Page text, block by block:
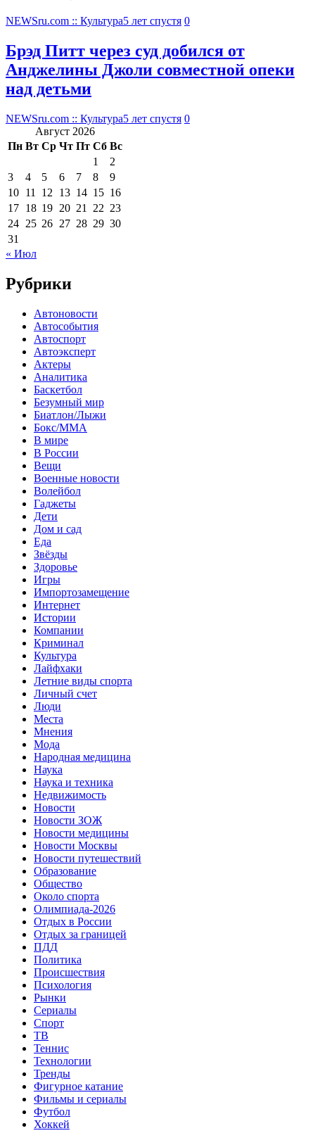
NEWSru.com :: Культура5 лет спустя 0
Брэд Питт через суд добился от
Анджелины Джоли совместной опеки
над детьми
NEWSru.com :: Культура5 лет спустя 0
Август 2026
Пн Вт Ср Чт Пт Сб Вс
1
2
3
4 5 6 7 8
9
10 11 12 13 14 15 16
17 18 19 20 21 22 23
24 25 26 27 28 29 30
31
« Июл
Рубрики
Автоновости
Автособытия
Автоспорт
Автоэксперт
Актеры
Аналитика
Баскетбол
Безумный мир
Биатлон/Лыжи
Бокс/MMA
В мире
В России
Вещи
Военные новости
Волейбол
Гаджеты
Дети
Дом и сад
Еда
Звёзды
Здоровье
Игры
Импортозамещение
Интернет
Истории
Компании
Криминал
Культура
Лайфхаки
Летние виды спорта
Личный счет
Люди
Места
Мнения
Мода
Народная медицина
Наука
Наука и техника
Недвижимость
Новости
Новости ЗОЖ
Новости медицины
Новости Москвы
Новости путешествий
Образование
Общество
Около спорта
Олимпиада-2026
Отдых в России
Отдых за границей
ПДД
Политика
Происшествия
Психология
Рынки
Сериалы
Спорт
ТВ
Теннис
Технологии
Тренды
Фигурное катание
Фильмы и сериалы
Футбол
Хоккей